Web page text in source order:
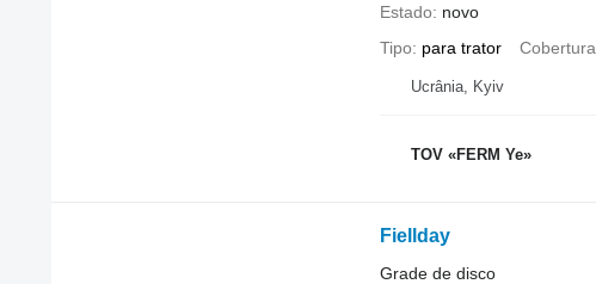
Estado
novo
Tipo
para trator Cobertura
Ucrânia, Kyiv
TOV «FERM Ye»
Fiellday
Grade de disco